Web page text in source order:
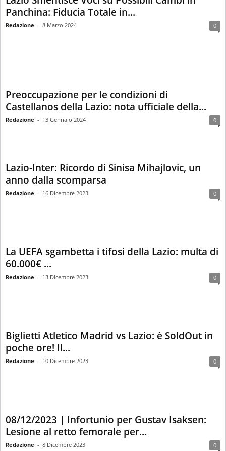
Panchina: Fiducia Totale in...
Redazione - 8 Marzo 2024 0
Preoccupazione per le condizioni di
Castellanos della Lazio: nota ufficiale della...
Redazione - 13 Gennaio 2024 0
Lazio-Inter: Ricordo di Sinisa Mihajlovic, un
anno dalla scomparsa
Redazione - 16 Dicembre 2023 0
La UEFA sgambetta i tifosi della Lazio: multa di
60.000€ ...
Redazione - 13 Dicembre 2023 0
Biglietti Atletico Madrid vs Lazio: è SoldOut in
poche ore! Il...
Redazione - 10 Dicembre 2023 0
08/12/2023 | Infortunio per Gustav Isaksen:
Lesione al retto femorale per...
Redazione - 8 Dicembre 2023 0